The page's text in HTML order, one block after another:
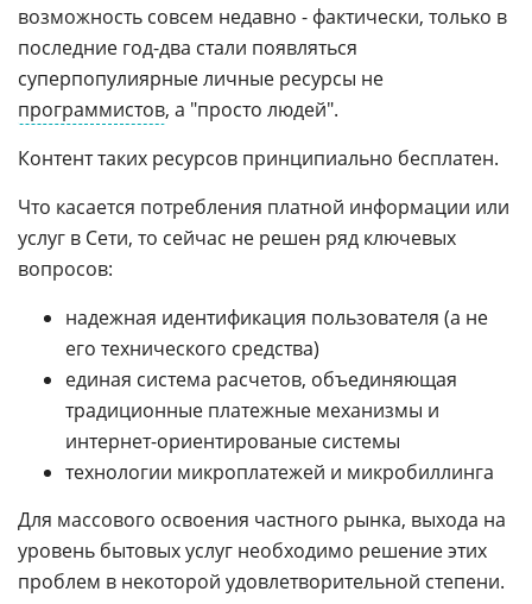
возможность совсем недавно - фактически, только в
последние год-два стали появляться
суперпопулиярные личные ресурсы не
программистов, а "просто людей".
Контент таких ресурсов принципиально бесплатен.
Что касается потребления платной информации или
услуг в Сети, то сейчас не решен ряд ключевых
вопросов:
надежная идентификация пользователя (а не
его технического средства)
единая система расчетов, объединяющая
традиционные платежные механизмы и
интернет-ориентированые системы
технологии микроплатежей и микробиллинга
Для массового освоения частного рынка, выхода на
уровень бытовых услуг необходимо решение этих
проблем в некоторой удовлетворительной степени.